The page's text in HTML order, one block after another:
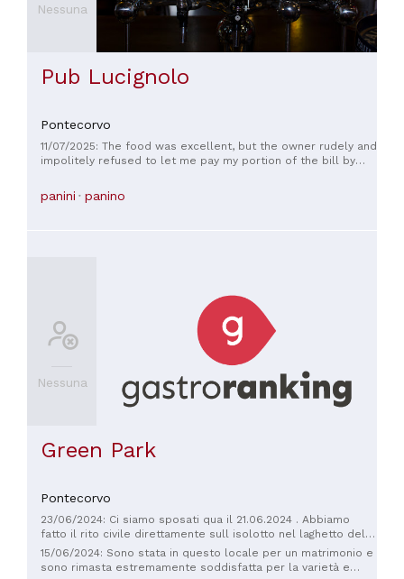
Nessuna
Pub Lucignolo
Pontecorvo
11/07/2025: The food was excellent, but the owner rudely and
impolitely refused to let me pay my portion of the bill by
which I found unacceptable, considering that as a customer,
I'm entitled to non-cash payments.
panini panino
Nessuna
Green Park
Pontecorvo
23/06/2024: Ci siamo sposati qua il 21.06.2024 . Abbiamo
fatto il rito civile direttamente sull isolotto nel laghetto del
ristorante , spettacolare Buffet all esterno cor aria e acqua
nebulizzata , non mancava davvero nulla c'era di tutto il cibo
15/06/2024: Sono stata in questo locale per un matrimonio e
sono rimasta estremamente soddisfatta per la varietà e